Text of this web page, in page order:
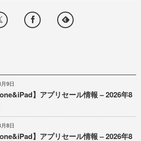
9日
】アプリセール情報 – 2026年8
8日
】アプリセール情報 – 2026年8